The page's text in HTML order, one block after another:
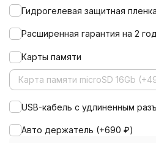
Гидрогелевая защитная
Расширенная гарантия на 2
Карты памяти
Карта памяти microSD 16Gb
USB-кабель с удлиненным
Авто держатель (+690 ₽)